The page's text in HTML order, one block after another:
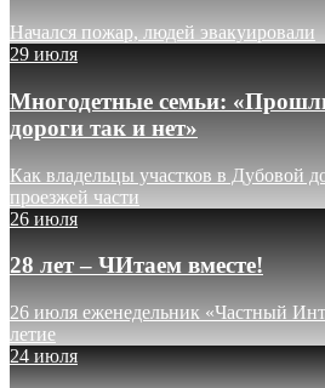
Начался пожар, людей эвакуировали
29 июля
Многодетные семьи:
дороги так и нет»
Как владельцы участков в Дубовой
проезжей части
26 июля
28 лет – ЧИтаем вместе!
26 июля еженедельник «Частный
летие
24 июля